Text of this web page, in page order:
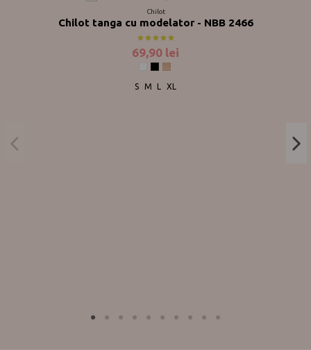
Chilot
Chilot tanga cu modelator - NBB 2466
69,90 lei
AlbNegruNude
S
M XL